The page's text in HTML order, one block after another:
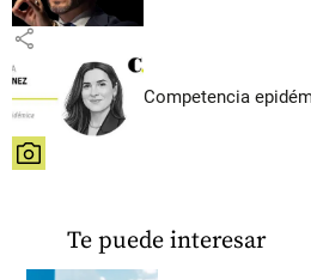
share
Competencia
share
Te puede interesar